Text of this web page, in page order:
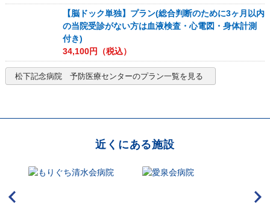
【脳ドック単独】プラン(総合判断のために3ヶ月以内
の当院受診がない方は血液検査・心電図・身体計測
付き)
34,100円（税込）
松下記念病院 予防医療センターのプラン一覧を見る
近くにある施設